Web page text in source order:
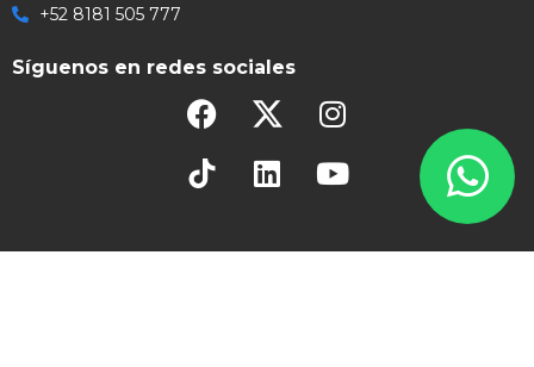
+52 8181 505 777
Síguenos en redes sociales